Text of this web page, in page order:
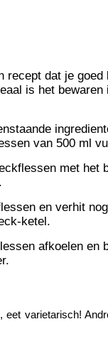
recept dat je goed
is het bewaren
van 500 ml
met het
en verhit
ketel.
afkoelen en
eet varietarisch!